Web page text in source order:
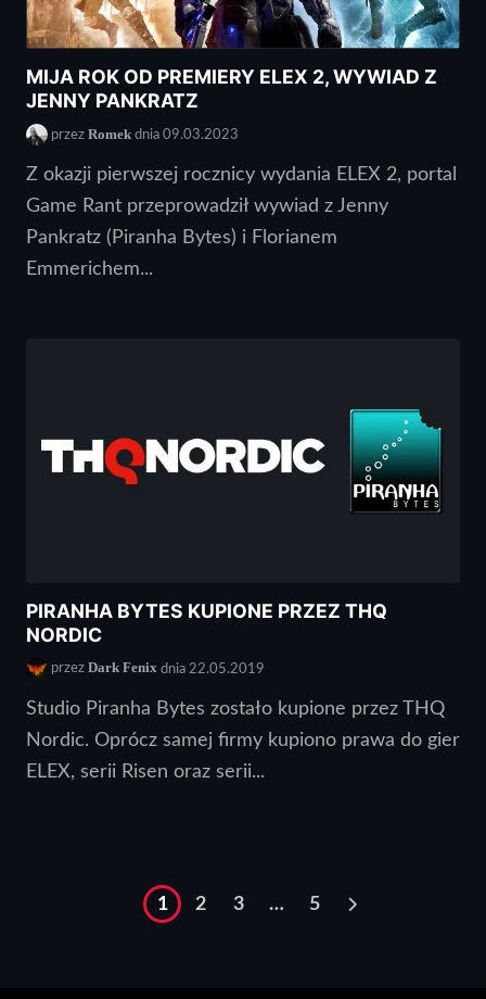
MIJA ROK OD PREMIERY ELEX 2, WYWIAD Z
JENNY PANKRATZ
przez Romek dnia 09.03.2023
Z okazji pierwszej rocznicy wydania ELEX 2, portal
Game Rant przeprowadził wywiad z Jenny
Pankratz (Piranha Bytes) i Florianem
Emmerichem...
PIRANHA BYTES KUPIONE PRZEZ THQ
NORDIC
przez Dark Fenix dnia 22.05.2019
Studio Piranha Bytes zostało kupione przez THQ
Nordic. Oprócz samej firmy kupiono prawa do gier
ELEX, serii Risen oraz serii...
1 2 3 … 5